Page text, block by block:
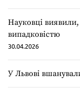
Науковці
випадковістю
30.04.2026
У Львові